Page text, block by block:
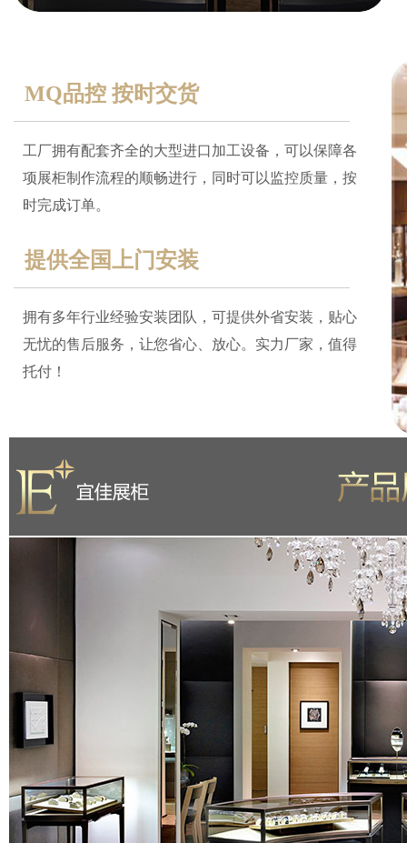
MQ品控 按时交货
工厂拥有配套齐全的大型进口加工设备，可以保障各
项展柜制作流程的顺畅进行，同时可以监控质量，按
时完成订单。
提供全国上门安装
拥有多年行业经验安装团队，可提供外省安装，贴心
无忧的售后服务，让您省心、放心。实力厂家，值得
托付！